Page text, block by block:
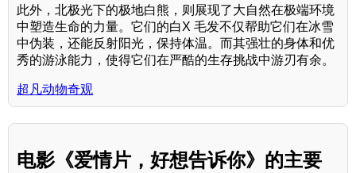
此外，北极光下的极地白熊，则展现了大自然在极端环境
中塑造生命的力量。它们的白X 毛发不仅帮助它们在冰雪
中伪装，还能反射阳光，保持体温。而其强壮的身体和优
秀的游泳能力，使得它们在严酷的生存挑战中游刃有余。
超凡动物奇观
电影《爱情片，好想告诉你》的主要